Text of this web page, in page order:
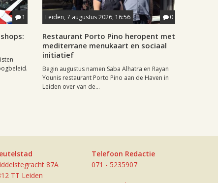
1 Leiden, 7 augustus 2026, 16:56 0
Restaurant Porto Pino heropent met
mediterrane menukaart en sociaal
initiatief
Begin augustus namen Saba Alhatra en Rayan
Younis restaurant Porto Pino aan de Haven in
Leiden over van de...
87A
TT Leiden
Telefoon Redactie
071 - 5235907